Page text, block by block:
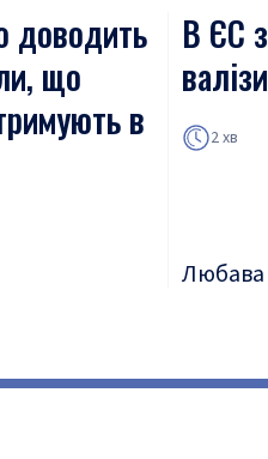
доводить
що
в
В ЄС
2 хв
Любава